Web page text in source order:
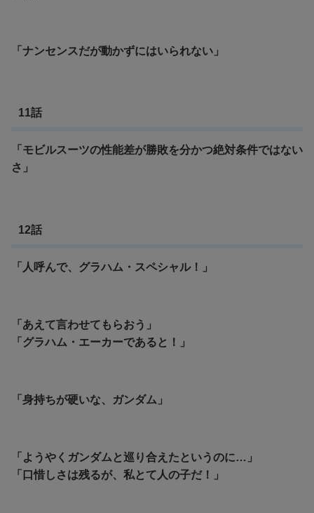
「ナンセンスだが動かずにはいられない」
11話
「モビルスーツの性能差が勝敗を分かつ絶対条件ではない
さ」
12話
「人呼んで、グラハム・スペシャル！」
「あえて言わせてもらおう」
「グラハム・エーカーであると！」
「身持ちが硬いな、ガンダム」
「ようやくガンダムと巡り合えたというのに…」
「口惜しさは残るが、私とて人の子だ！」